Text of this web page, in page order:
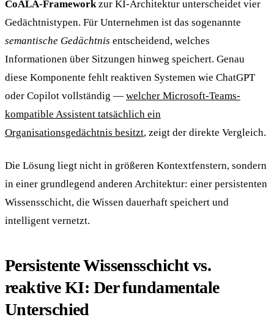
CoALA-Frameworkzur KI-Architektur unterscheidet vier
Gedächtnistypen. Für Unternehmen ist das sogenannte
semantische Gedächtnis entscheidend, welches
Informationen über Sitzungen hinweg speichert. Genau
diese Komponente fehlt reaktiven Systemen wie ChatGPT
oder Copilot vollständig — welcher Microsoft-Teams-
kompatible Assistent tatsächlich ein
Organisationsgedächtnis besitzt, zeigt der direkte Vergleich.
Die Lösung liegt nicht in größeren Kontextfenstern, sondern
in einer grundlegend anderen Architektur: einer persistenten
Wissensschicht, die Wissen dauerhaft speichert und
intelligent vernetzt.
Persistente Wissensschicht vs.
reaktive KI: Der fundamentale
Unterschied